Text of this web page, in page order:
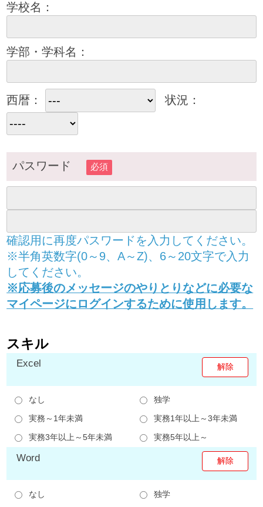
学校名：
学部・学科名：
西暦： 状況：
パスワード 必須
確認用に再度パスワードを入力してください。
※半角英数字(0～9、A～Z)、6～20文字で入力
してください。
※応募後のメッセージのやりとりなどに必要な
マイページにログインするために使用します。
スキル
Excel
なし
独学
実務～1年未満
実務1年以上～3年未満
実務3年以上～5年未満
実務5年以上～
Word
なし
独学